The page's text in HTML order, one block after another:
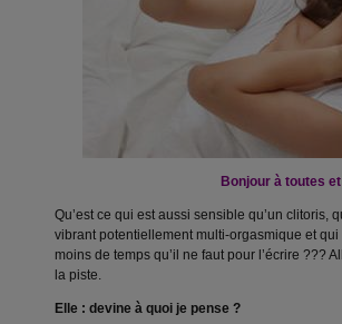
Bonjour à toutes
Qu’est ce qui est aussi sensible qu’un clitoris,
vibrant potentiellement multi-orgasmique et
moins de temps qu’il ne faut pour l’écrire ???
la piste.
Elle : devine à quoi je pense ?